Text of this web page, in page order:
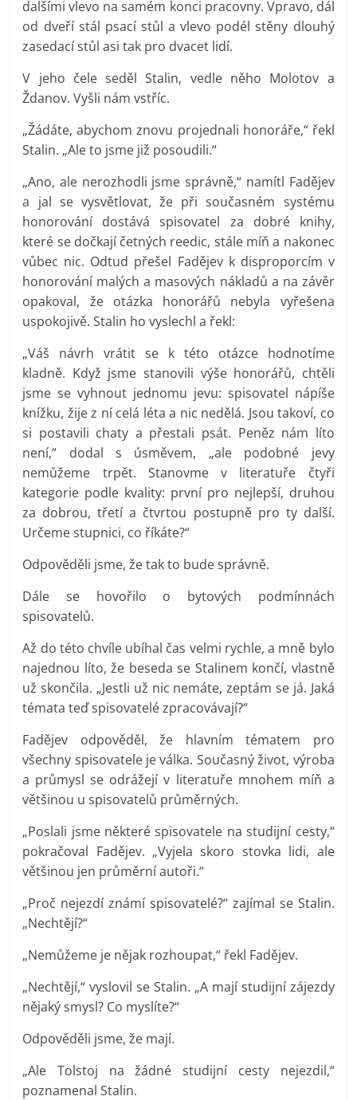
dalšími vlevo na samém konci pracovny. Vpravo, dál
od dveří stál psací stůl a vlevo podél stěny dlouhý
zasedací stůl asi tak pro dvacet lidí.
V jeho čele seděl Stalin, vedle něho Molotov a
Ždanov. Vyšli nám vstříc.
„Žádáte, abychom znovu projednali honoráře,“ řekl
Stalin. „Ale to jsme již posoudili.“
„Ano, ale nerozhodli jsme správně,“ namítl Fadějev
a jal se vysvětlovat, že při současném systému
honorování dostává spisovatel za dobré knihy,
které se dočkají četných reedic, stále míň a nakonec
vůbec nic. Odtud přešel Fadějev k disproporcím v
honorování malých a masových nákladů a na závěr
opakoval, že otázka honorářů nebyla vyřešena
uspokojivě. Stalin ho vyslechl a řekl:
„Váš návrh vrátit se k této otázce hodnotíme
kladně. Když jsme stanovili výše honorářů, chtěli
jsme se vyhnout jednomu jevu: spisovatel nápíše
knížku, žije z ní celá léta a nic nedělá. Jsou takoví, co
si postavili chaty a přestali psát. Peněz nám líto
není,“ dodal s úsměvem, „ale podobné jevy
nemůžeme trpět. Stanovme v literatuře čtyři
kategorie podle kvality: první pro nejlepší, druhou
za dobrou, třetí a čtvrtou postupně pro ty další.
Určeme stupnici, co říkáte?“
Odpověděli jsme, že tak to bude správně.
Dále se hovořilo o bytových podmínnách
spisovatelů.
Až do této chvíle ubíhal čas velmi rychle, a mně bylo
najednou líto, že beseda se Stalinem končí, vlastně
už skončila. „Jestli už nic nemáte, zeptám se já. Jaká
témata teď spisovatelé zpracovávají?“
Fadějev odpověděl, že hlavním tématem pro
všechny spisovatele je válka. Současný život, výroba
a průmysl se odrážejí v literatuře mnohem míň a
většinou u spisovatelů průměrných.
„Poslali jsme některé spisovatele na studijní cesty,“
pokračoval Fadějev. „Vyjela skoro stovka lidi, ale
většinou jen průměrní autoři.“
„Proč nejezdí známí spisovatelé?“ zajímal se Stalin.
„Nechtějí?“
„Nemůžeme je nějak rozhoupat,“ řekl Fadějev.
„Nechtějí,“ vyslovil se Stalin. „A mají studijní zájezdy
nějaký smysl? Co myslíte?“
Odpověděli jsme, že mají.
„Ale Tolstoj na žádné studijní cesty nejezdil,“
poznamenal Stalin.